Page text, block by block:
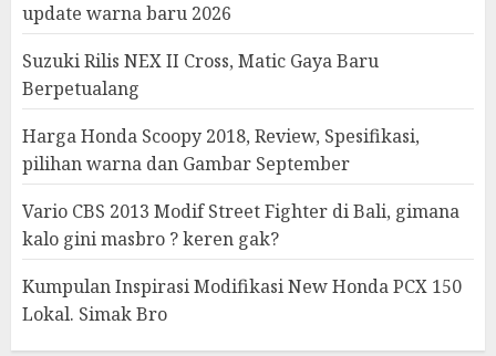
update warna baru 2026
Suzuki Rilis NEX II Cross, Matic Gaya Baru
Berpetualang
Harga Honda Scoopy 2018, Review, Spesifikasi,
pilihan warna dan Gambar September
Vario CBS 2013 Modif Street Fighter di Bali, gimana
kalo gini masbro ? keren gak?
Kumpulan Inspirasi Modifikasi New Honda PCX 150
Lokal. Simak Bro